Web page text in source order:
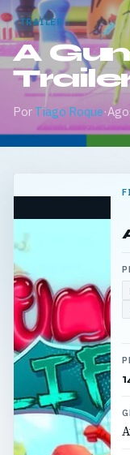
TRAILER
A
Por Tiago Roque·